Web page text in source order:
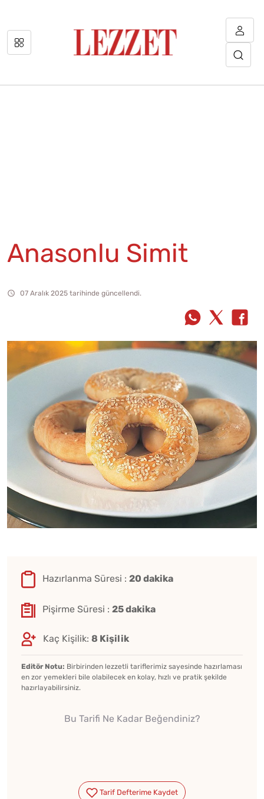
Anasonlu Simit
07 Aralık 2025 tarihinde güncellendi.
Hazırlanma Süresi : 20 dakika
Pişirme Süresi : 25 dakika
Kaç Kişilik: 8 Kişilik
Editör Notu: Birbirinden lezzetli tariflerimiz sayesinde hazırlaması
en zor yemekleri bile olabilecek en kolay, hızlı ve pratik şekilde
hazırlayabilirsiniz.
Bu Tarifi Ne Kadar Beğendiniz?